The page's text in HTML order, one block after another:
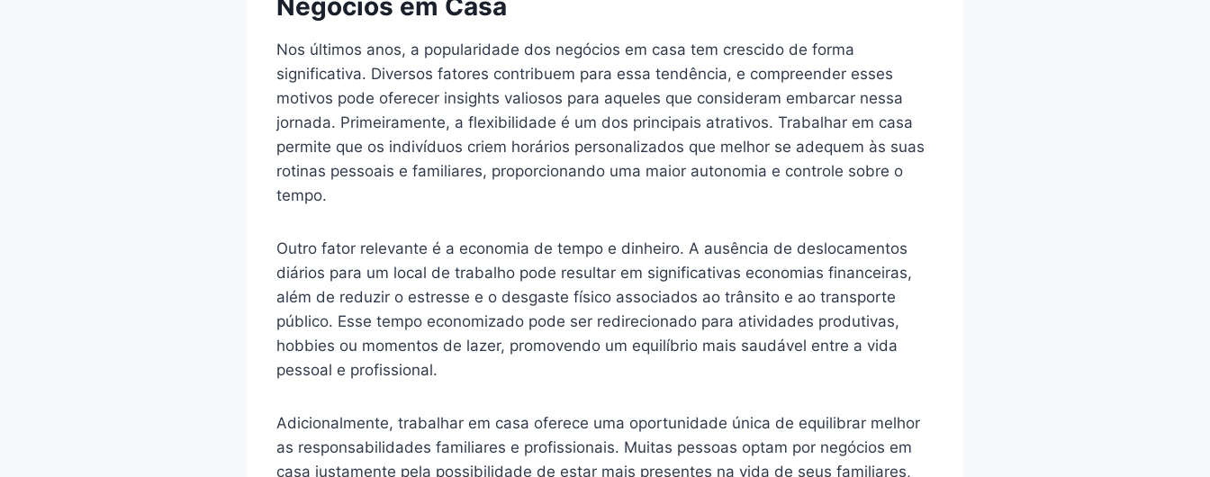
Negócios em Casa
Nos últimos anos, a popularidade dos negócios em casa tem crescido de forma
significativa. Diversos fatores contribuem para essa tendência, e compreender esses
motivos pode oferecer insights valiosos para aqueles que consideram embarcar nessa
jornada. Primeiramente, a flexibilidade é um dos principais atrativos. Trabalhar em casa
permite que os indivíduos criem horários personalizados que melhor se adequem às suas
rotinas pessoais e familiares, proporcionando uma maior autonomia e controle sobre o
tempo.
Outro fator relevante é a economia de tempo e dinheiro. A ausência de deslocamentos
diários para um local de trabalho pode resultar em significativas economias financeiras,
além de reduzir o estresse e o desgaste físico associados ao trânsito e ao transporte
público. Esse tempo economizado pode ser redirecionado para atividades produtivas,
hobbies ou momentos de lazer, promovendo um equilíbrio mais saudável entre a vida
pessoal e profissional.
Adicionalmente, trabalhar em casa oferece uma oportunidade única de equilibrar melhor
as responsabilidades familiares e profissionais. Muitas pessoas optam por negócios em
casa justamente pela possibilidade de estar mais presentes na vida de seus familiares,